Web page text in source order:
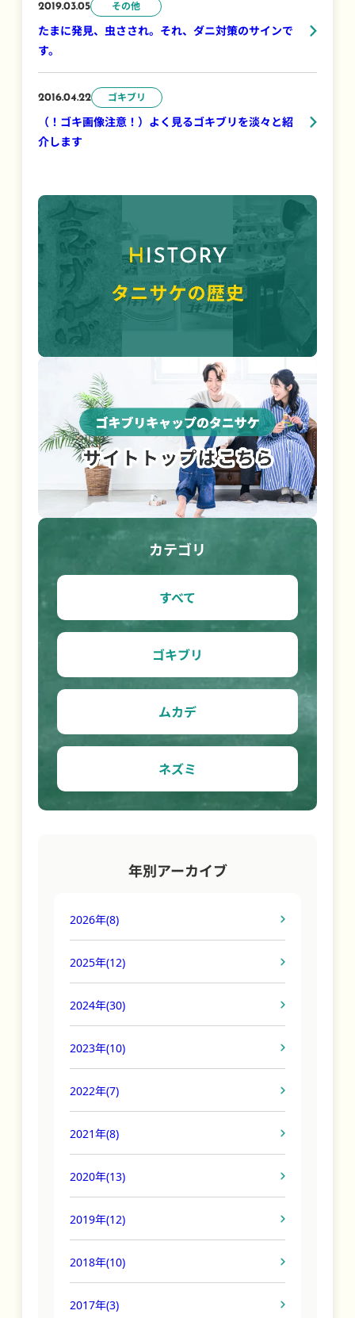
2019.03.05 その他
たまに発見、虫さされ。それ、ダニ対策のサインで
す。
2016.04.22 ゴキブリ
（！ゴキ画像注意！）よく見るゴキブリを淡々と紹
介します
カテゴリ
すべて
ゴキブリ
ムカデ
ネズミ
年別アーカイブ
2026年(8)
2025年(12)
2024年(30)
2023年(10)
2022年(7)
2021年(8)
2020年(13)
2019年(12)
2018年(10)
2017年(3)